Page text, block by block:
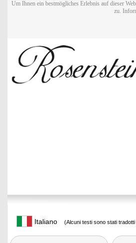
Um Ihnen ein bestmögliches Erlebnis auf dieser
zu.
Italiano (Alcuni testi sono stati